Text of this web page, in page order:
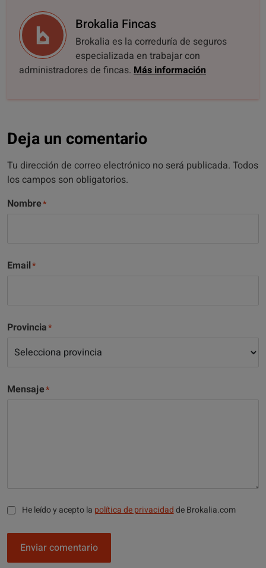
Brokalia Fincas
Brokalia es la correduría de seguros
especializada en trabajar con
administradores de fincas. Más información
Deja un comentario
Tu dirección de correo electrónico no será publicada. Todos
los campos son obligatorios.
Nombre
Email
Provincia
Mensaje
He leído y acepto la política de privacidadde Brokalia.com
Enviar comentario